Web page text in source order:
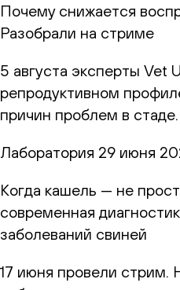
Почему снижается
Разобрали на стриме
5 августа эксперты Vet
репродуктивном
причин проблем в стаде.
Лаборатория 29 июня
Когда кашель — не
современная
заболеваний свиней
17 июня провели стрим.